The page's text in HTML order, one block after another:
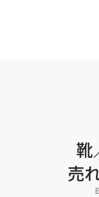
靴
売